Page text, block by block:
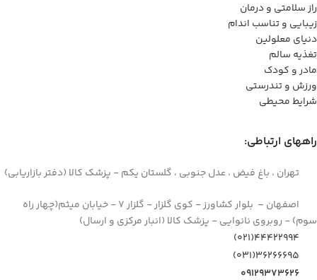
راز سلامتی و درمان
زیبایی و تناسب اندام
دنیای معلولین
تغذیه سالم
مادر و کودک
ورزش و تندرستی
شرایط محیطی
راههای ارتباطی:
تهران ، باغ فیض ، عدل جنوبی ، گلستان یکم - پزشک کالا (دفتر بازاریابی)
اصفهان – بلوار کشاورز - کوی گلزار - گلزار 7 - خیابان میثم(چهار راه
سوم) - روبروی نانوایی - پزشک کالا (انبار مرکزی و ارسال)
44422994(021)
۳۶۲۶۶۶۹۵(۰۳۱)
۰۹۱۲۹۳۷۳۶۲۶